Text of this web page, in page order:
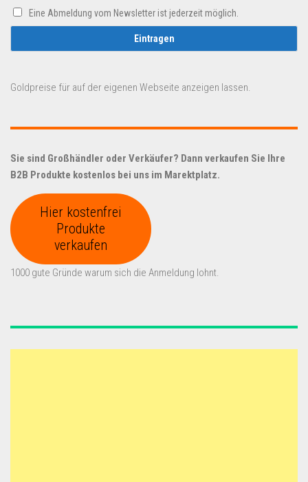
Eine Abmeldung vom Newsletter ist jederzeit möglich.
Goldpreise für auf der eigenen Webseite anzeigen lassen.
Sie sind Großhändler oder Verkäufer? Dann verkaufen Sie Ihre
B2B Produkte kostenlos bei uns im Marektplatz.
Hier kostenfrei
Produkte
verkaufen
1000 gute Gründe warum sich die Anmeldung lohnt.